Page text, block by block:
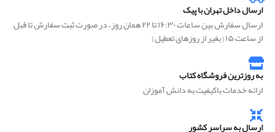
ارسال داخل تهران با پیک
ارسال سفارش بین ساعات ۱۶:۳۰ تا ۲۲ همان روز، در صورت ثبت سفارش تا قبل
از ساعت ۱۵ { بغیر از روزهای تعطیل }
به روزترین فروشگاه کتاب
ارائه خدمات باکیفیت به دانش آموزان
ارسال به سراسر کشور